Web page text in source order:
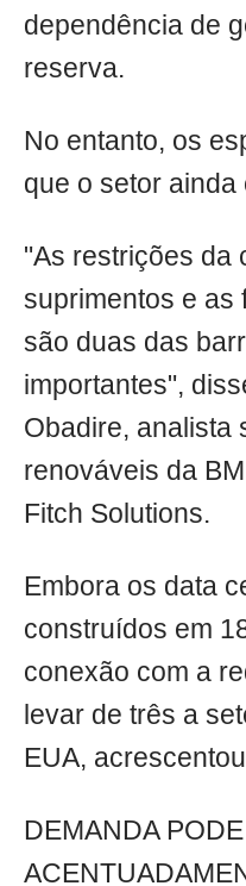
dependência de
reserva.
No entanto, os
que o setor
"As restrições da
suprimentos e as
são duas das
importantes",
Obadire, analista
renováveis da
Fitch Solutions.
Embora os data
construídos em
conexão com a
levar de três a
EUA,
DEMANDA